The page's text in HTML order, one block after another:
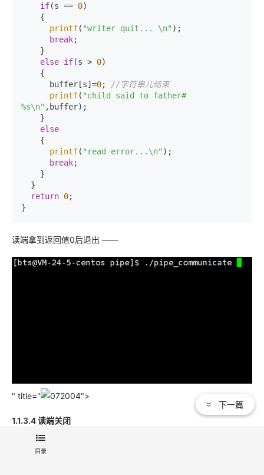
if(s == 0)
printf( "writer quit... \n" );
break;
else if(s > 0)
      buffer[s]=
0;
//字符串儿结束
printf( "child said to father#
%s\n" ,buffer);
else
printf( "read error...\n" );
break;
return 0;
读端拿到返回值0后退出 ——
" title=" ">
1.1.3.4 读端关闭
目录
下一篇